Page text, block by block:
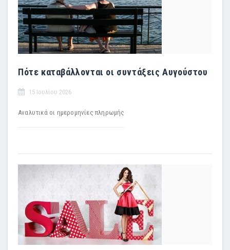
Πότε καταβάλλονται οι συντάξεις Αυγούστου
15 Ιουλίου 2026
Αναλυτικά οι ημερομηνίες πληρωμής